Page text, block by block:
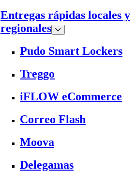
Entregas rápidas locales y
regionales
Pudo Smart Lockers
Treggo
iFLOW eCommerce
Correo Flash
Moova
Delegamas